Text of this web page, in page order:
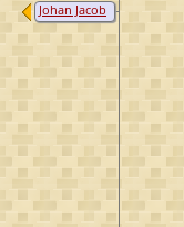
Johan Jacob
Mamuchet
van
Westreenen